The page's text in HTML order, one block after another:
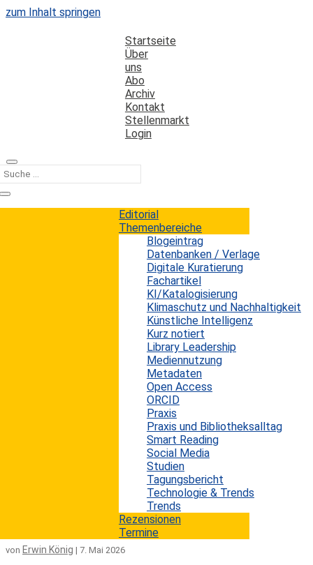
zum Inhalt springen
Startseite
Über
uns
Abo
Archiv
Kontakt
Stellenmarkt
Login
Editorial
Themenbereiche
Blogeintrag
Datenbanken / Verlage
Digitale Kuratierung
Fachartikel
KI/Katalogisierung
Klimaschutz und Nachhaltigkeit
Künstliche Intelligenz
Kurz notiert
Library Leadership
Mediennutzung
Metadaten
Open Access
ORCID
Praxis
Praxis und Bibliotheksalltag
Smart Reading
Social Media
Studien
Tagungsbericht
Technologie & Trends
Trends
Rezensionen
Termine
Kategorie
Schulbibliotheken
Warum E-Books in US-Schulen zur
Shannon Maughan beschreibt in „Publishers Weekly“
einen Markt, der für Schulbibliotheken immer
schwieriger kalkulierbar wird. E-Books und Hörbücher
gehören inzwischen fest zur Medienversorgung vieler
Schulen, doch gleichzeitig schrumpfen Budgets,
Lizenzmodelle werden restriktiver und der Vertrieb
konzentriert sich auf immer weniger Anbieter. Für
Bibliotheken in US-amerikanischen Schulen bedeutet
dies, dass digitale Bestände pädagogisch wichtig
bleiben, finanziell aber zunehmend schwer tragbar...
Schweden setzt in Schulen wieder auf
von Erwin König | 7. Mai 2026